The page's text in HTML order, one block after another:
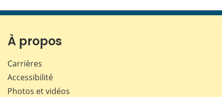
page page page page
À propos
Carrières
Accessibilité
Photos et vidéos